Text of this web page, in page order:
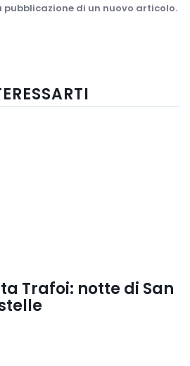
di un nuovo articolo.
Trafoi: notte di San